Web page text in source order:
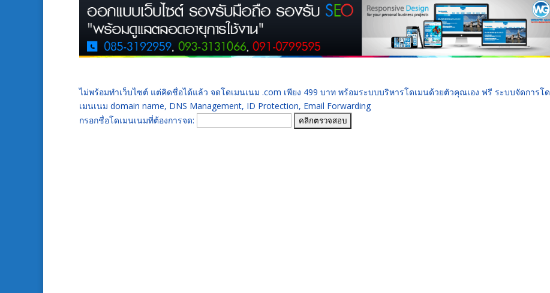
ไม่พร้อมทำเว็บไซต์ แต่คิดชื่อได้แล้ว จดโดเมนเนม .com เพียง 499 บาท พร้อมระบบบริหารโดเมนด้วยตัวคุณเอง ฟรี ระบบจัดการโด
เมนเนม domain name, DNS Management, ID Protection, Email Forwarding
กรอกชื่อโดเมนเนมที่ต้องการจด: